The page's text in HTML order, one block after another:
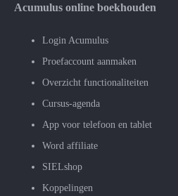
Acumulus online boekhouden
Login Acumulus
Proefaccount aanmaken
Overzicht functionaliteiten
Cursus-agenda
App voor telefoon en tablet
Word affiliate
SIELshop
Koppelingen